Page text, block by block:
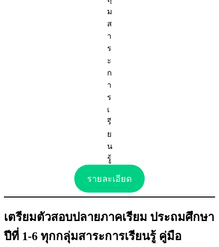
ม
ส
า
ร
ะ
ก
า
ร
เ
รี
ย
น
รู้
รายละเอียด
เตรียมตัวสอบปลายภาคเรียม ประถมศึกษา
ปีที่ 1-6 ทุกกลุ่มสาระการเรียนรู้ คู่มือ